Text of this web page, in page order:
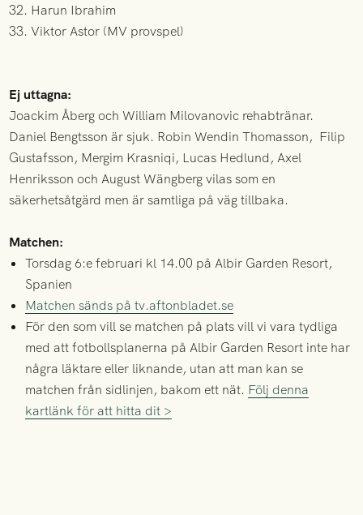
32. Harun Ibrahim
33. Viktor Astor (MV provspel)
Ej uttagna:
Joackim Åberg och William Milovanovic rehabtränar.
Daniel Bengtsson är sjuk. Robin Wendin Thomasson, Filip
Gustafsson, Mergim Krasniqi, Lucas Hedlund, Axel
Henriksson och August Wängberg vilas som en
säkerhetsåtgärd men är samtliga på väg tillbaka.
Matchen:
Torsdag 6:e februari kl 14.00 på Albir Garden Resort,
Spanien
Matchen sänds på tv.aftonbladet.se
För den som vill se matchen på plats vill vi vara tydliga
med att fotbollsplanerna på Albir Garden Resort inte har
några läktare eller liknande, utan att man kan se
matchen från sidlinjen, bakom ett nät. Följ denna
kartlänk för att hitta dit >